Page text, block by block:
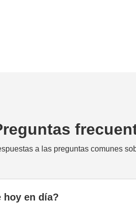
a las preguntas comunes
hoy en día?